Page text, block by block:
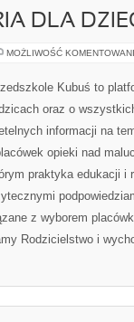
DLA
MOŻLIWOŚĆ
Kubuś to
oraz o
informacji na
opieki nad
praktyka edukacji i
z wyborem
Rodzicielstwo i